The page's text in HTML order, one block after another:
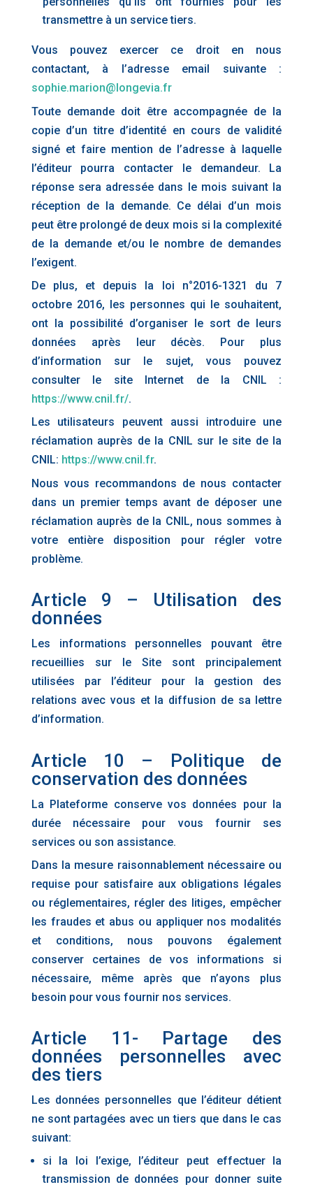
transmettre à un service tiers.
Vous pouvez exercer ce droit en nous
contactant, à l’adresse email suivante :
sophie.marion@longevia.fr
Toute demande doit être accompagnée de la
copie d’un titre d’identité en cours de validité
signé et faire mention de l’adresse à laquelle
l’éditeur pourra contacter le demandeur. La
réponse sera adressée dans le mois suivant la
réception de la demande. Ce délai d’un mois
peut être prolongé de deux mois si la complexité
de la demande et/ou le nombre de demandes
l’exigent.
De plus, et depuis la loi n°2016-1321 du 7
octobre 2016, les personnes qui le souhaitent,
ont la possibilité d’organiser le sort de leurs
données après leur décès. Pour plus
d’information sur le sujet, vous pouvez
consulter le site Internet de la CNIL :
https://www.cnil.fr/.
Les utilisateurs peuvent aussi introduire une
réclamation auprès de la CNIL sur le site de la
CNIL: https://www.cnil.fr.
Nous vous recommandons de nous contacter
dans un premier temps avant de déposer une
réclamation auprès de la CNIL, nous sommes à
votre entière disposition pour régler votre
problème.
Article 9 – Utilisation des
données
Les informations personnelles pouvant être
recueillies sur le Site sont principalement
utilisées par l’éditeur pour la gestion des
relations avec vous et la diffusion de sa lettre
d’information.
Article 10 – Politique de
conservation des données
La Plateforme conserve vos données pour la
durée nécessaire pour vous fournir ses
services ou son assistance.
Dans la mesure raisonnablement nécessaire ou
requise pour satisfaire aux obligations légales
ou réglementaires, régler des litiges, empêcher
les fraudes et abus ou appliquer nos modalités
et conditions, nous pouvons également
conserver certaines de vos informations si
nécessaire, même après que n’ayons plus
besoin pour vous fournir nos services.
Article 11- Partage des
données personnelles avec
des tiers
Les données personnelles que l’éditeur détient
ne sont partagées avec un tiers que dans le cas
suivant:
si la loi l’exige, l’éditeur peut effectuer la
transmission de données pour donner suite